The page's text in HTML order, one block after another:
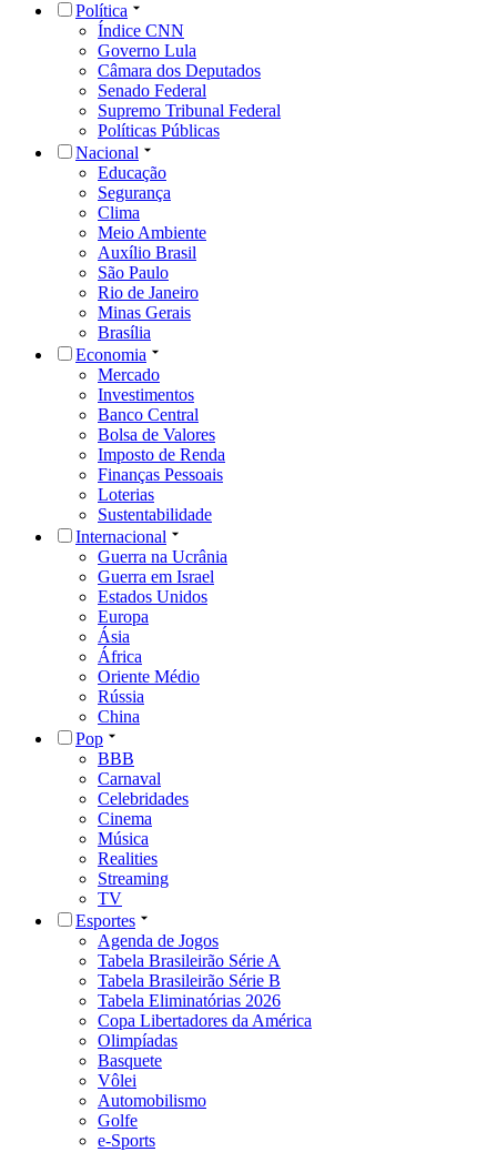
Política
Índice CNN
Governo Lula
Câmara dos Deputados
Senado Federal
Supremo Tribunal Federal
Políticas Públicas
Nacional
Educação
Segurança
Clima
Meio Ambiente
Auxílio Brasil
São Paulo
Rio de Janeiro
Minas Gerais
Brasília
Economia
Mercado
Investimentos
Banco Central
Bolsa de Valores
Imposto de Renda
Finanças Pessoais
Loterias
Sustentabilidade
Internacional
Guerra na Ucrânia
Guerra em Israel
Estados Unidos
Europa
Ásia
África
Oriente Médio
Rússia
China
Pop
BBB
Carnaval
Celebridades
Cinema
Música
Realities
Streaming
TV
Esportes
Agenda de Jogos
Tabela Brasileirão Série A
Tabela Brasileirão Série B
Tabela Eliminatórias 2026
Copa Libertadores da América
Olimpíadas
Basquete
Vôlei
Automobilismo
Golfe
e-Sports